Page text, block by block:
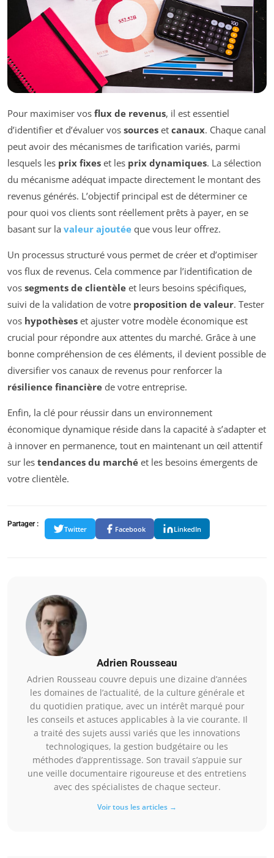
Pour maximiser vos flux de revenus, il est essentiel
d’identifier et d’évaluer vos sources et canaux. Chaque canal
peut avoir des mécanismes de tarification variés, parmi
lesquels les prix fixes et les prix dynamiques. La sélection
du mécanisme adéquat impacte directement le montant des
revenus générés. L’objectif principal est de déterminer ce
pour quoi vos clients sont réellement prêts à payer, en se
basant sur la valeur ajoutée que vous leur offrez.
Un processus structuré vous permet de créer et d’optimiser
vos flux de revenus. Cela commence par l’identification de
vos segments de clientèle et leurs besoins spécifiques,
suivi de la validation de votre proposition de valeur. Tester
vos hypothèses et ajuster votre modèle économique est
crucial pour répondre aux attentes du marché. Grâce à une
bonne compréhension de ces éléments, il devient possible de
diversifier vos canaux de revenus pour renforcer la
résilience financière de votre entreprise.
Enfin, la clé pour réussir dans un environnement
économique dynamique réside dans la capacité à s’adapter et
à innover en permanence, tout en maintenant un œil attentif
sur les tendances du marché et les besoins émergents de
votre clientèle.
Partager :
Twitter Facebook LinkedIn
Adrien Rousseau
Adrien Rousseau couvre depuis une dizaine d’années
les domaines de l’actualité, de la culture générale et
du quotidien pratique, avec un intérêt marqué pour
les conseils et astuces applicables à la vie courante. Il
a traité des sujets aussi variés que les innovations
technologiques, la gestion budgétaire ou les
méthodes d’apprentissage. Son travail s’appuie sur
une veille documentaire rigoureuse et des entretiens
avec des spécialistes de chaque secteur.
Voir tous les articles →